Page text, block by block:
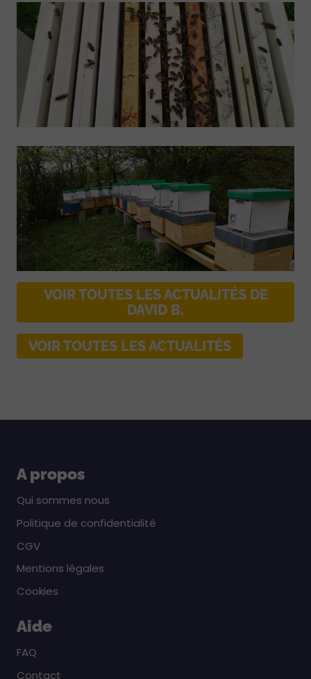
VOIR TOUTES LES ACTUALITÉS DE
DAVID B.
VOIR TOUTES LES ACTUALITÉS
A propos
Qui sommes nous
Politique de confidentialité
CGV
Mentions légales
Cookies
Aide
FAQ
Contact